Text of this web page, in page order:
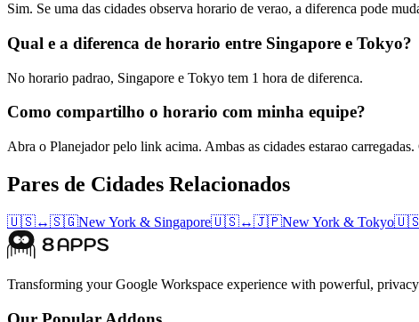
Sim. Se uma das cidades observa horario de verao, a diferenca pode
Qual e a diferenca de horario entre Singapore e Tokyo?
No horario padrao, Singapore e Tokyo tem 1 hora de diferenca.
Como compartilho o horario com minha equipe?
Abra o Planejador pelo link acima. Ambas as cidades estarao
Pares de Cidades Relacionados
🇺🇸↔🇸🇬New York & Singapore🇺🇸↔🇯🇵New York & Tokyo
Transforming your Google Workspace experience with powerful,